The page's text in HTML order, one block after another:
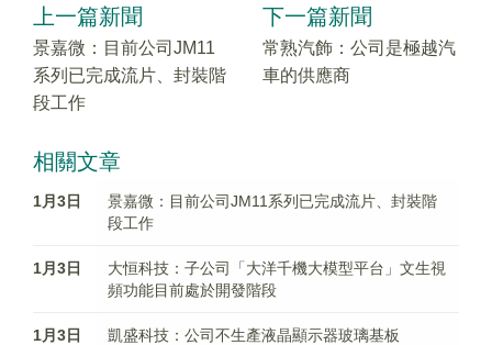
上一篇新聞
景嘉微：目前公司JM11
系列已完成流片、封裝階
段工作
下一篇新聞
常熟汽飾：公司是極越汽
車的供應商
相關文章
1月3日
景嘉微：目前公司JM11系列已完成流片、封裝階
段工作
1月3日
大恒科技：子公司「大洋千機大模型平台」文生視
頻功能目前處於開發階段
1月3日 凱盛科技：公司不生產液晶顯示器玻璃基板